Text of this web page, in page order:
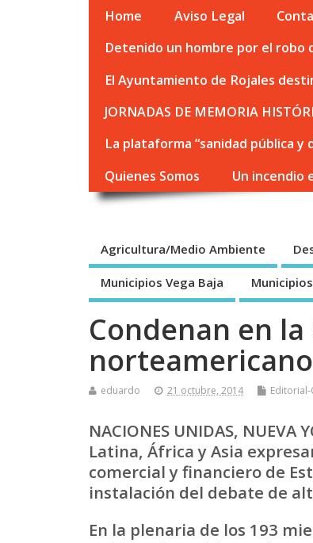
Home Aviso Legal
Detenido un hombre por el robo
El Ayuntamiento de Rojales
JORNADAS DE MEMORIA
La plataforma “sanidad pública
Quienes Somos
Un incendio
Agricultura/Medio Ambiente
Municipios Vega Baja
Condenan en
eduardo 21 octubre, 2014
NACIONES UNIDAS,
Latina, África y Asia
comercial y financiero de
instalación del debate de
En la plenaria de los 193